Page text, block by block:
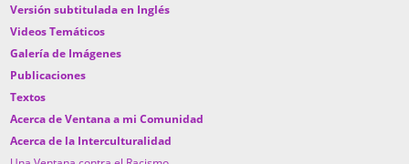
Versión subtitulada en Inglés
Videos Temáticos
Galería de Imágenes
Publicaciones
Textos
Acerca de Ventana a mi Comunidad
Acerca de la Interculturalidad